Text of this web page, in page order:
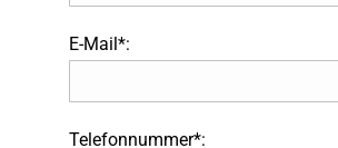
E-Mail*:
Telefonnummer*: